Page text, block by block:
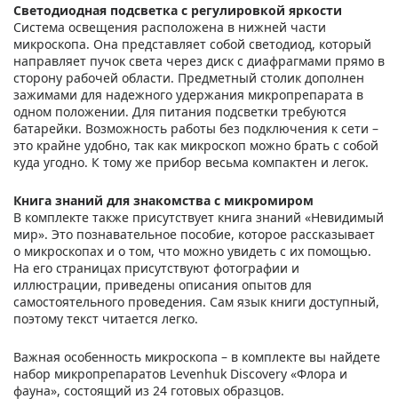
Светодиодная подсветка с регулировкой яркости
Система освещения расположена в нижней части
микроскопа. Она представляет собой светодиод, который
направляет пучок света через диск с диафрагмами прямо в
сторону рабочей области. Предметный столик дополнен
зажимами для надежного удержания микропрепарата в
одном положении. Для питания подсветки требуются
батарейки. Возможность работы без подключения к сети –
это крайне удобно, так как микроскоп можно брать с собой
куда угодно. К тому же прибор весьма компактен и легок.
Книга знаний для знакомства с микромиром
В комплекте также присутствует книга знаний «Невидимый
мир». Это познавательное пособие, которое рассказывает
о микроскопах и о том, что можно увидеть с их помощью.
На его страницах присутствуют фотографии и
иллюстрации, приведены описания опытов для
самостоятельного проведения. Сам язык книги доступный,
поэтому текст читается легко.
Важная особенность микроскопа – в комплекте вы найдете
набор микропрепаратов Levenhuk Discovery «Флора и
фауна», состоящий из 24 готовых образцов.